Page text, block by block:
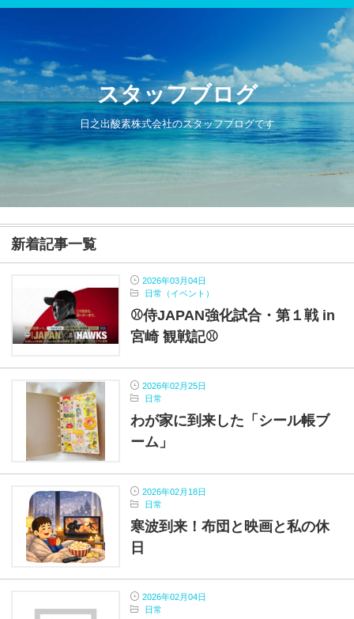
スタッフブログ
日之出酸素株式会社のスタッフブログです
新着記事一覧
2026年03月04日
日常（イベント）
⚾侍JAPAN強化試合・第１戦 in
宮崎 観戦記⚾
2026年02月25日
日常
わが家に到来した「シール帳ブ
ーム」
2026年02月18日
日常
寒波到来！布団と映画と私の休
日
2026年02月04日
日常